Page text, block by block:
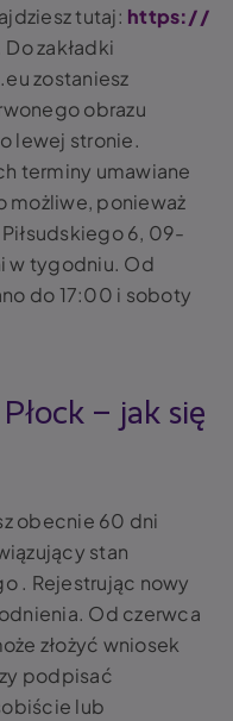
tutaj: https://
Do zakładki
zostaniesz
obrazu
lewej stronie.
terminy umawiane
możliwe, ponieważ
6, 09-
w tygodniu. Od
do 17:00 i soboty
– jak się
obecnie 60 dni
stan
. Rejestrując nowy
Od czerwca
złożyć wniosek
podpisać
lub